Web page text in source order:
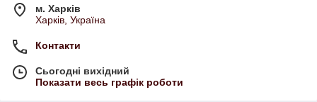
м. Харків
Харків, Україна
Контакти
Сьогодні вихідний
Показати весь графік роботи